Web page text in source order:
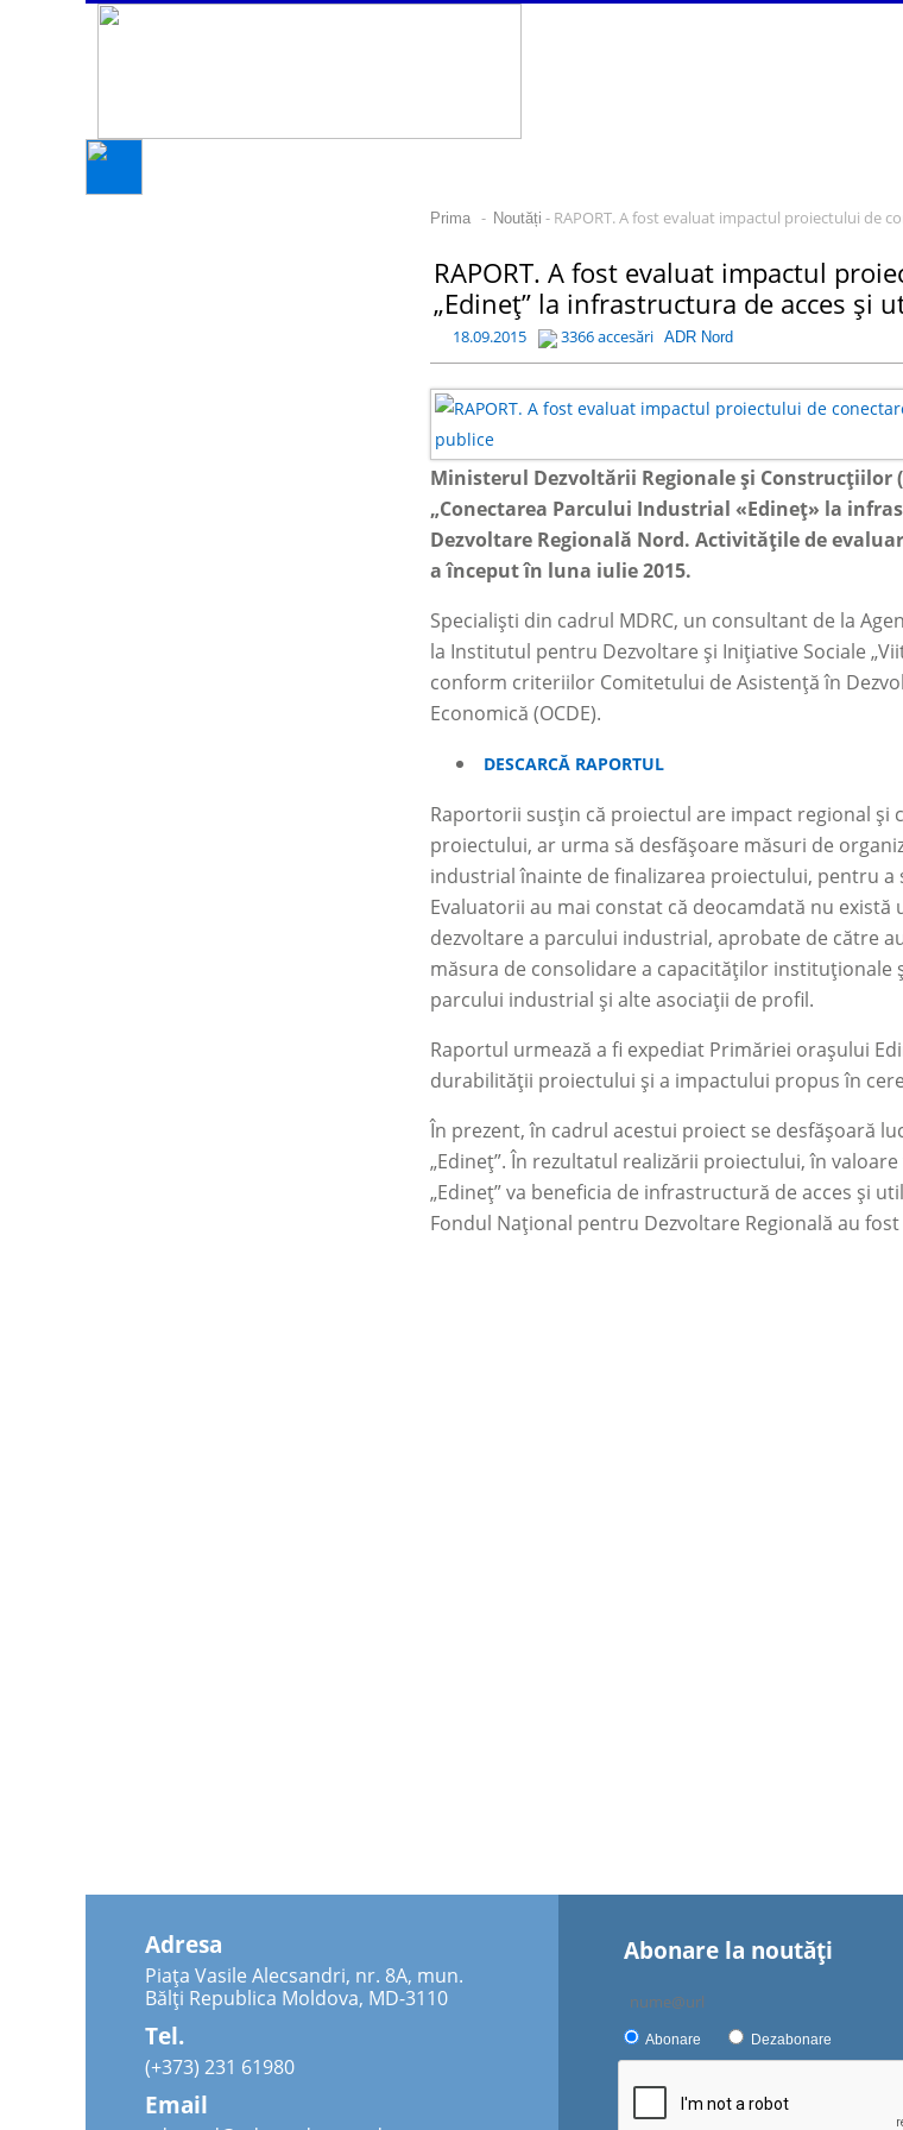
Prima - Noutăți - RAPORT. A fost evaluat impactul proiectului de
RAPORT. A fost evaluat impactul
„Edineț” la infrastructura de acces și
18.09.2015 3366 accesări ADR Nord
Ministerul Dezvoltării Regionale și
„Conectarea Parcului Industrial «Edineț» la
Dezvoltare Regională Nord. Activitățile de
a început în luna iulie 2015.
Specialiști din cadrul MDRC, un consultant de la
la Institutul pentru Dezvoltare și Inițiative Sociale
conform criteriilor Comitetului de Asistenţă în
Economică (OCDE).
DESCARCĂ RAPORTUL
Raportorii susțin că proiectul are impact regional și
proiectului, ar urma să desfășoare măsuri de
industrial înainte de finalizarea proiectului, pentru
Evaluatorii au mai constat că deocamdată nu
dezvoltare a parcului industrial, aprobate de către
măsura de consolidare a capacităților
parcului industrial și alte asociații de profil.
Raportul urmează a fi expediat Primăriei orașului
durabilității proiectului și a impactului propus în
În prezent, în cadrul acestui proiect se desfășoară
„Edineț”. În rezultatul realizării proiectului, în
„Edineț” va beneficia de infrastructură de acces și
Fondul Național pentru Dezvoltare Regională au
Adresa
Piața Vasile Alecsandri, nr. 8A, mun.
Bălți Republica Moldova, MD-3110
Tel.
(+373) 231 61980
Email
Abonare la noutăţi
Abonare Dezabonare